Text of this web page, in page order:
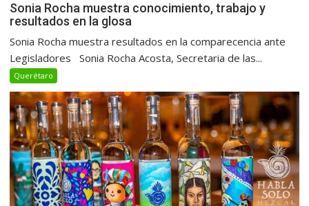
Sonia Rocha muestra conocimiento, trabajo y
resultados en la glosa
Sonia Rocha muestra resultados en la comparecencia ante
Legisladores Sonia Rocha Acosta, Secretaria de las...
Querétaro